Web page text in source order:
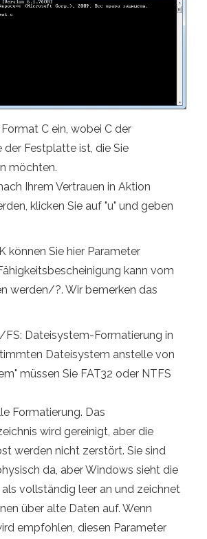
C ein, wobei C der
der Festplatte ist, die Sie
möchten.
Ihrem Vertrauen in Aktion
klicken Sie auf "u" und geben
können Sie hier Parameter
kann vom
werden/?. Wir bemerken das
FS: Dateisystem-Formatierung in
Dateisystem anstelle von
müssen Sie FAT32 oder NTFS
Formatierung. Das
wird gereinigt, aber die
werden nicht zerstört. Sie sind
da, aber Windows sieht die
vollständig leer an und zeichnet
über alte Daten auf. Wenn
empfohlen, diesen Parameter